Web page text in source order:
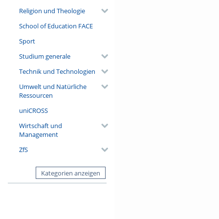
Religion und Theologie
School of Education FACE
Sport
Studium generale
Technik und Technologien
Umwelt und Natürliche
Ressourcen
uniCROSS
Wirtschaft und
Management
ZfS
Kategorien anzeigen